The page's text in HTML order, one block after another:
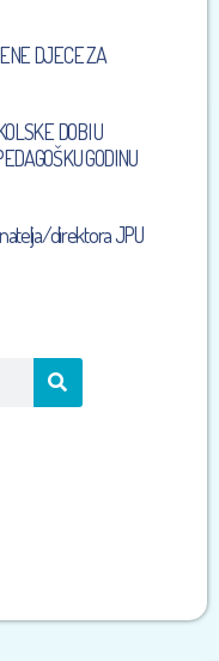
DJECE ZA
DOBI U
GODINU
direktora JPU